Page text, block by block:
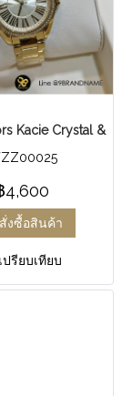
Watch
Kacie Crystal &
4,600
สั่งซื้อสินค้า
เปรียบเทียบ